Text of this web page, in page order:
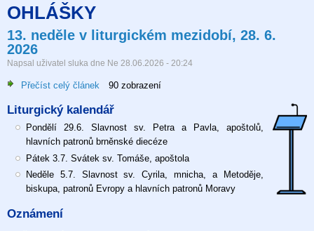
OHLÁŠKY
13. neděle v liturgickém mezidobí, 28. 6.
2026
Napsal uživatel sluka dne Ne 28.06.2026 - 20:24
Přečíst celý článek
neděle
v
liturgickém
mezidobí,
6.
90 zobrazení
Liturgický kalendář
Pondělí 29.6. Slavnost sv. Petra a Pavla, apoštolů,
hlavních patronů brněnské diecéze
Pátek 3.7. Svátek sv. Tomáše, apoštola
Neděle 5.7. Slavnost sv. Cyrila, mnicha, a Metoděje,
biskupa, patronů Evropy a hlavních patronů Moravy
Oznámení